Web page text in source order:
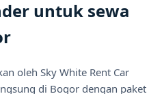
untuk sewa
oleh Sky White Rent Car
di Bogor dengan paket